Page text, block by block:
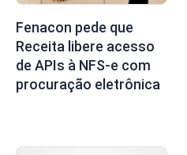
Fenacon pede que
Receita libere acesso
de APIs à NFS-e com
procuração eletrônica